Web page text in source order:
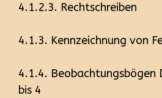
4.1.2.3. Rechtschreiben
4.1.3. Kennzeichnung von
4.1.4. Beobachtungsbögen
bis 4